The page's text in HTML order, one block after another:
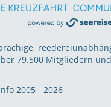
79.500 Mitgliedern
2005 - 2026